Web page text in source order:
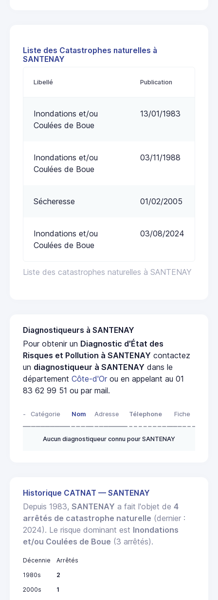
Liste des Catastrophes naturelles à
SANTENAY
Liste des catastrophes naturelles à SANTENAY
Libellé Publication
Inondations et/ou
Coulées de Boue
13/01/1983
Inondations et/ou
Coulées de Boue
03/11/1988
Sécheresse 01/02/2005
Inondations et/ou
Coulées de Boue
03/08/2024
Diagnostiqueurs à SANTENAY
Pour obtenir un Diagnostic d'État des
Risques et Pollution à SANTENAY contactez
un diagnostiqueur à SANTENAY dans le
département Côte-d'Or ou en appelant au 01
83 62 99 51 ou par mail.
- Catégorie Nom Adresse Télephone Fiche
Aucun diagnostiqueur connu pour SANTENAY
Historique CATNAT — SANTENAY
Depuis 1983, SANTENAY a fait l'objet de 4
arrêtés de catastrophe naturelle (dernier :
2024). Le risque dominant est Inondations
et/ou Coulées de Boue (3 arrêtés).
Décennie
Arrêtés
1980s
2
2000s
1